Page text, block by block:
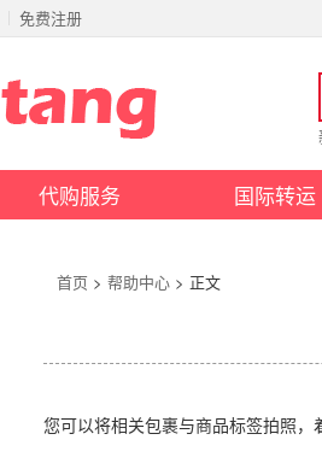
免费注册
代购服务 国际转运
首页 > 帮助中心 > 正文
您可以将相关包裹与商品标签拍照